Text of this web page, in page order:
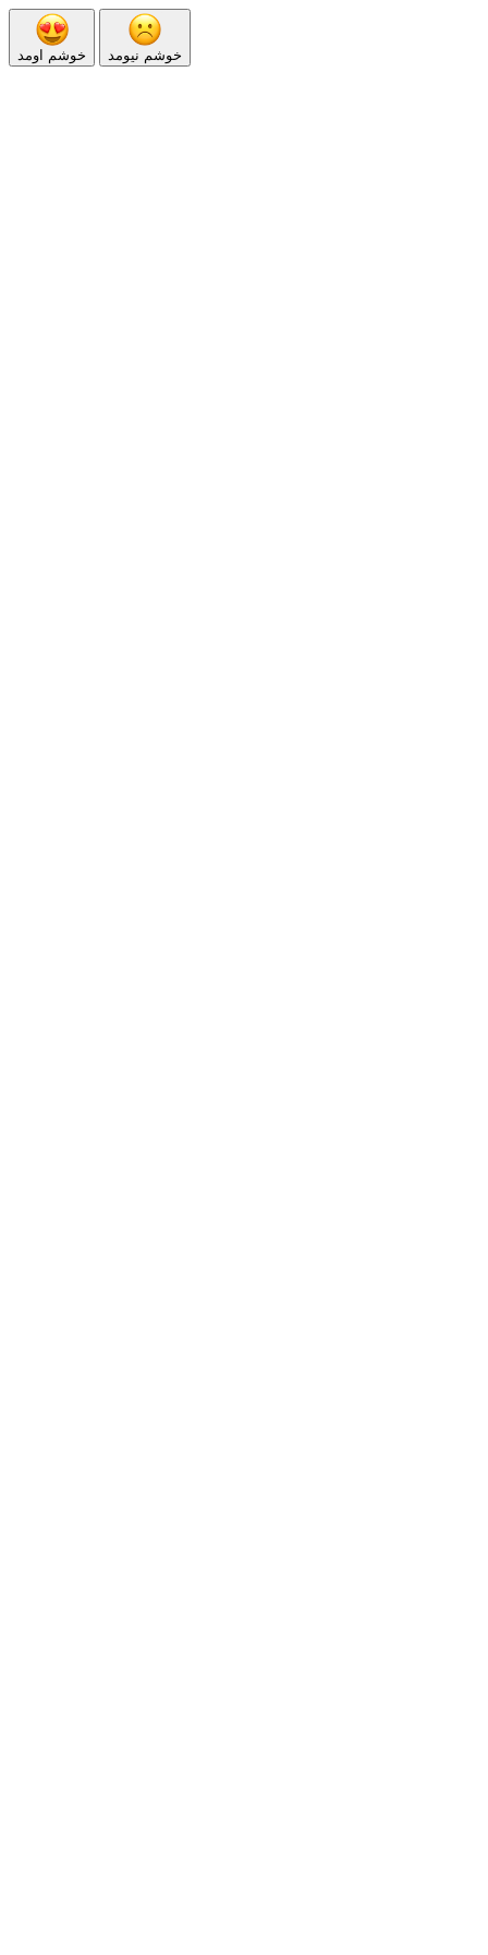
خوشم اومد خوشم نیومد